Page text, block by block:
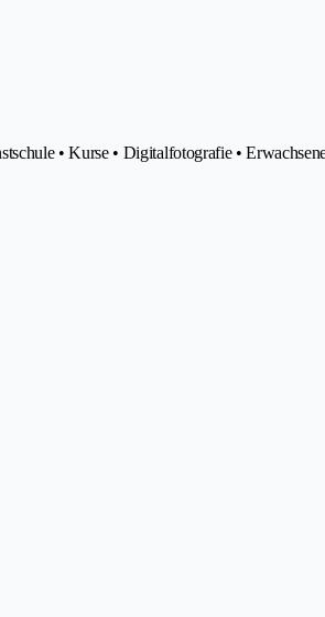
• Kurse • Digitalfotografie •